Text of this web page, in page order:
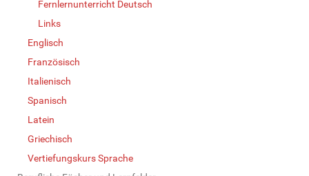
Fernlernunterricht Deutsch
Links
Englisch
Französisch
Italienisch
Spanisch
Latein
Griechisch
Vertiefungskurs Sprache